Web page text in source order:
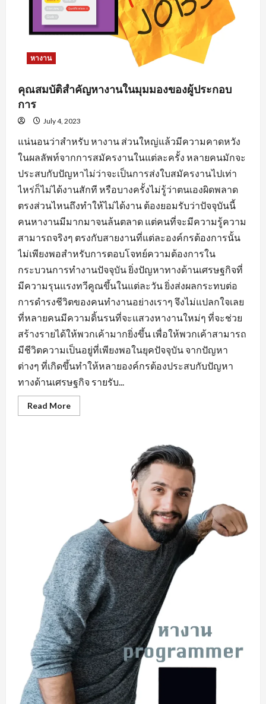
อย่างไร
หางาน
คุณสมบัติสำคัญหางานในมุมมองของผู้ประกอบ
การ
July 4, 2023
แน่นอนว่าสำหรับ หางาน ส่วนใหญ่แล้วมีความคาดหวัง
ในผลลัพท์จากการสมัครงานในแต่ละครั้ง หลายคนมักจะ
ประสบกับปัญหาไม่ว่าจะเป็นการส่งใบสมัครงานไปเท่า
ไหร่ก็ไม่ได้งานสักที หรือบางครั้งไม่รู้ว่าตนเองผิดพลาด
ตรงส่วนไหนถึงทำให้ไม่ได้งาน ต้องยอมรับว่าปัจจุบันนี้
คนหางานมีมากมาจนล้นตลาด แต่คนที่จะมีความรู้ความ
สามารถจริงๆ ตรงกับสายงานที่แต่ละองค์กรต้องการนั้น
ไม่เพียงพอสำหรับการตอบโจทย์ความต้องการใน
กระบวนการทำงานปัจจุบัน ยิ่งปัญหาทางด้านเศรษฐกิจที่
มีความรุนแรงทวีคูณขึ้นในแต่ละวัน ยิ่งส่งผลกระทบต่อ
การดำรงชีวิตของคนทำงานอย่างเราๆ จึงไม่แปลกใจเลย
ที่หลายคนมีความดิ้นรนที่จะแสวงหางานใหม่ๆ ที่จะช่วย
สร้างรายได้ให้พวกเค้ามากยิ่งขึ้น เพื่อให้พวกเค้าสามารถ
มีชีวิตความเป็นอยู่ที่เพียงพอในยุคปัจจุบัน จากปัญหา
ต่างๆ ที่เกิดขึ้นทำให้หลายองค์กรต้องประสบกับปัญหา
ทางด้านเศรษฐกิจ รายรับ...
Read MoreRead
more